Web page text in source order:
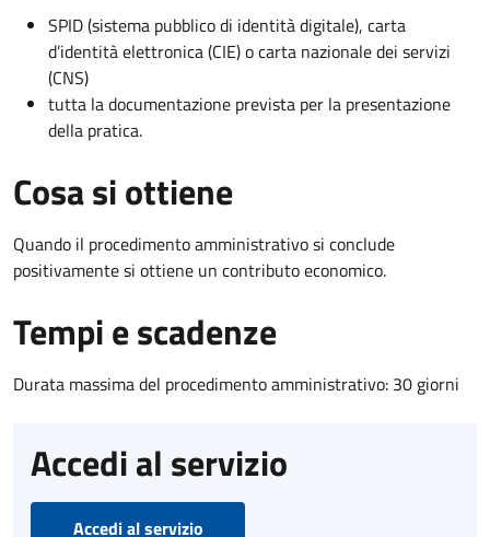
SPID (sistema pubblico di identità digitale), carta
d’identità elettronica (CIE) o carta nazionale dei servizi
(CNS)
tutta la documentazione prevista per la presentazione
della pratica.
Cosa si ottiene
Quando il procedimento amministrativo si conclude
positivamente si ottiene un contributo economico.
Tempi e scadenze
Durata massima del procedimento amministrativo: 30 giorni
Accedi al servizio
Accedi al servizio